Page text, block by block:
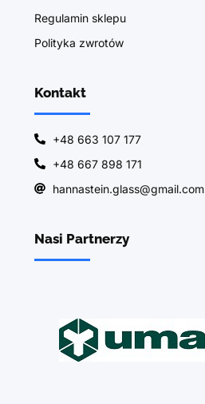
Regulamin sklepu
Polityka zwrotów
Kontakt
+48 663 107 177
+48 667 898 171
hannastein.glass@gmail.com
Nasi Partnerzy